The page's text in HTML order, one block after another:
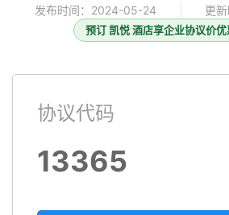
发布时间：2024-05-24 更
预订 凯悦 酒店享企业协议价
协议代码
13365